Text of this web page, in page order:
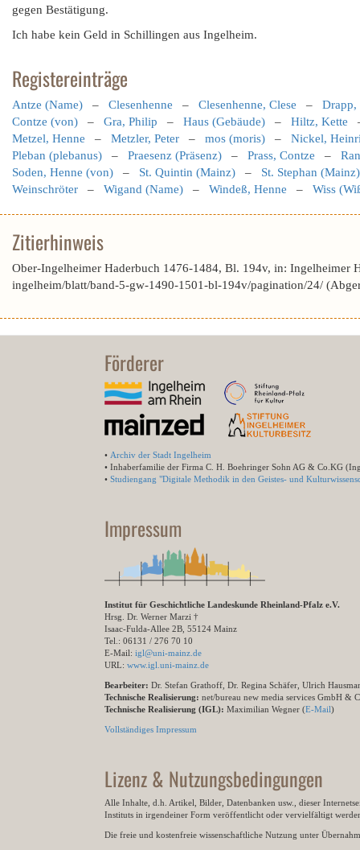
gegen Bestätigung.
Ich habe kein Geld in Schillingen aus Ingelheim.
Registereinträge
Antze (Name) – Clesenhenne – Clesenhenne, Clese – Drapp,
Contze (von) – Gra, Philip – Haus (Gebäude) – Hiltz, Kette
Metzel, Henne – Metzler, Peter – mos (moris) – Nickel,
Pleban (plebanus) – Praesenz (Präsenz) – Prass, Contze –
Soden, Henne (von) – St. Quintin (Mainz) – St. Stephan (Mainz)
Weinschröter – Wigand (Name) – Windeß, Henne – Wiss
Zitierhinweis
Ober-Ingelheimer Haderbuch 1476-1484, Bl. 194v, in: Ingelheimer
ingelheim/blatt/band-5-gw-1490-1501-bl-194v/pagination/24/
Förderer
• Archiv der Stadt Ingelheim
• Inhaberfamilie der Firma C. H. Boehringer Sohn AG & Co.KG
• Studiengang "Digitale Methodik in den Geistes- und
Impressum
Institut für Geschichtliche Landeskunde Rheinland-Pfalz e.V.
Hrsg. Dr. Werner Marzi †
Isaac-Fulda-Allee 2B, 55124 Mainz
Tel.: 06131 / 276 70 10
E-Mail: igl@uni-mainz.de
URL: www.igl.uni-mainz.de
Bearbeiter: Dr. Stefan Grathoff, Dr. Regina Schäfer, Ulrich
Technische Realisierung: net/bureau new media services GmbH &
Technische Realisierung (IGL): Maximilian Wegner (E-Mail)
Vollständiges Impressum
Lizenz & Nutzungsbedingungen
Alle Inhalte, d.h. Artikel, Bilder, Datenbanken usw., dieser
Instituts in irgendeiner Form veröffentlicht oder vervielfältigt
Die freie und kostenfreie wissenschaftliche Nutzung unter